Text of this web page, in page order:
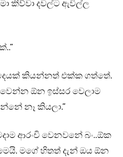
කිව්වා දවල්ට ඇවිල්ල
දෙයක් කියන්නත් එක්ක ගත්තේ.
ඕන ඉස්සර වෙලාම
නෑ කියලා.”
ආරංචි වෙනවනේ බං..ඕක
මගේ හිතත් දැන් ඔය ඕන